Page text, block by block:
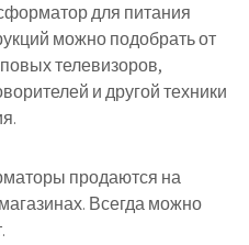
для питания
можно подобрать от
телевизоров,
и другой техники
продаются на
Всегда можно